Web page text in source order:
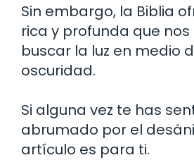
Sin embargo, la Biblia
rica y profunda que nos
buscar la luz en medio
oscuridad.
Si alguna vez te has
abrumado por el
artículo es para ti.